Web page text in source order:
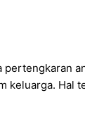
pertengkaran
keluarga. Hal